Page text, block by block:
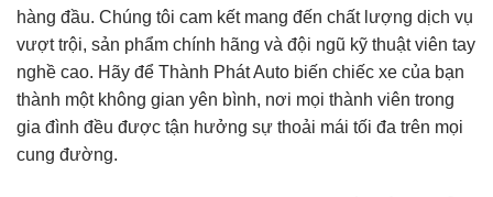
hàng đầu. Chúng tôi cam kết mang đến chất lượng dịch vụ
vượt trội, sản phẩm chính hãng và đội ngũ kỹ thuật viên tay
nghề cao. Hãy để Thành Phát Auto biến chiếc xe của bạn
thành một không gian yên bình, nơi mọi thành viên trong
gia đình đều được tận hưởng sự thoải mái tối đa trên mọi
cung đường.